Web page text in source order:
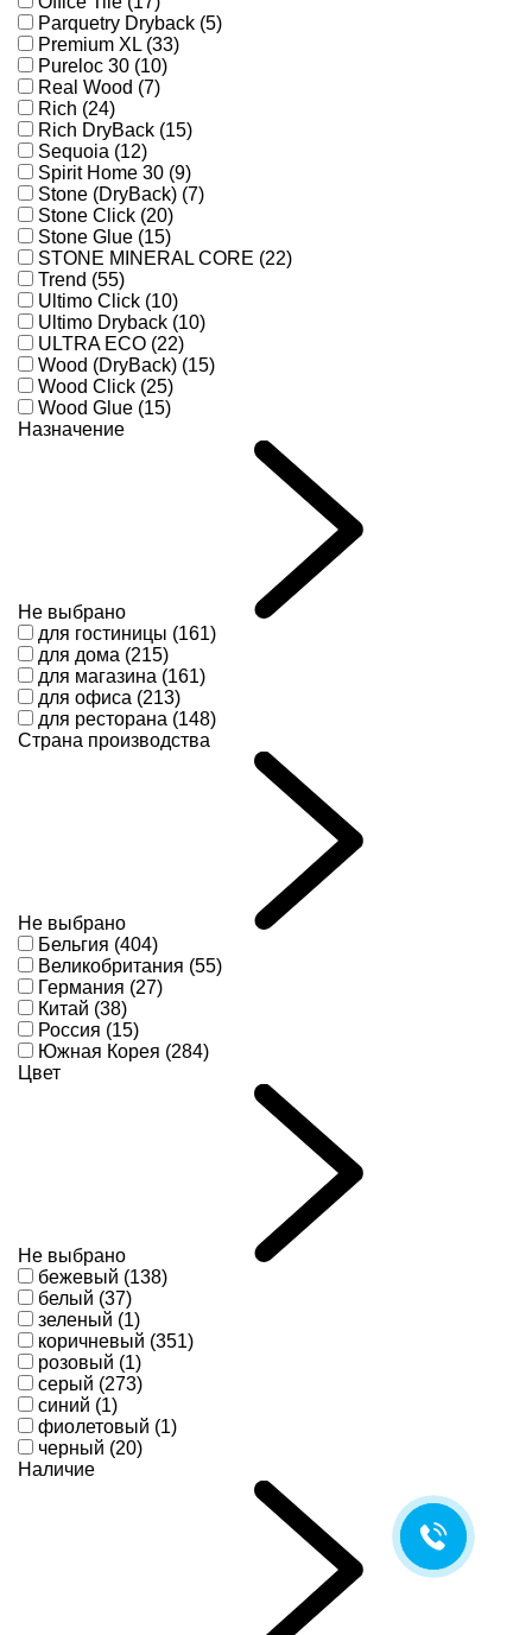
Parquetry Dryback (5)
Premium XL (33)
Pureloc 30 (10)
Real Wood (7)
Rich (24)
Rich DryBack (15)
Sequoia (12)
Spirit Home 30 (9)
Stone (DryBack) (7)
Stone Click (20)
Stone Glue (15)
STONE MINERAL CORE (22)
Trend (55)
Ultimo Click (10)
Ultimo Dryback (10)
ULTRA ECO (22)
Wood (DryBack) (15)
Wood Click (25)
Wood Glue (15)
Назначение
Не выбрано
для гостиницы (161)
для дома (215)
для магазина (161)
для офиса (213)
для ресторана (148)
Страна производства
Не выбрано
Бельгия (404)
Великобритания (55)
Германия (27)
Китай (38)
Россия (15)
Южная Корея (284)
Цвет
Не выбрано
бежевый (138)
белый (37)
зеленый (1)
коричневый (351)
розовый (1)
серый (273)
синий (1)
фиолетовый (1)
черный (20)
Наличие